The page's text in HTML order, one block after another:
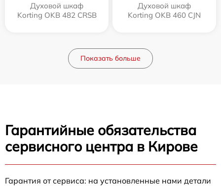
Духовой шкаф
Korting OKB 482 CRSB
Духовой шкаф
Korting OKB 460 CJN
Показать больше
Гарантийные обязательства
сервисного центра в Кирове
Гарантия от сервиса: на установленные нами детали